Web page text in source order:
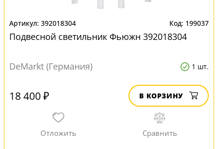
392018304 199037
Подвесной светильник Фьюжн 392018304
DeMarkt (Германия) 1 шт.
18 400 ₽ В КОРЗИНУ